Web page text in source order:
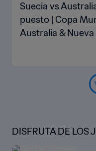
Suecia vs
puesto | Copa
Australia &
DISFRUTA DE LOS